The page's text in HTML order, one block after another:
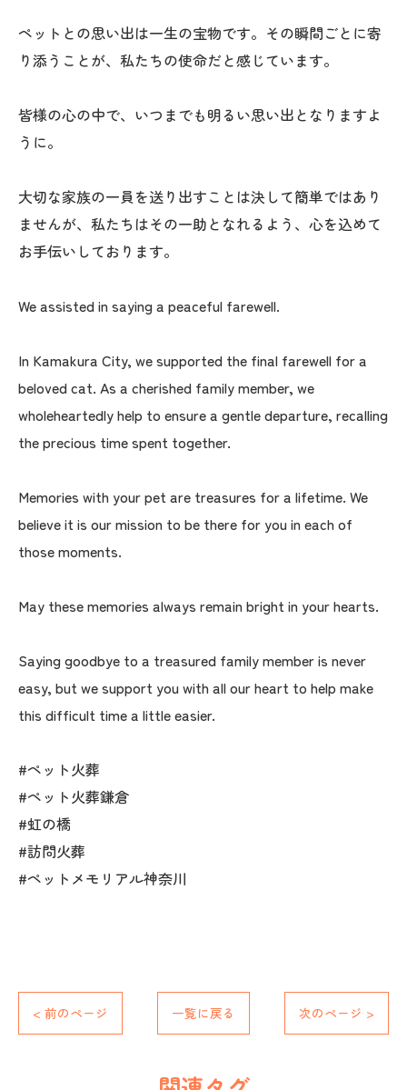
ペットとの思い出は一生の宝物です。その瞬間ごとに寄
り添うことが、私たちの使命だと感じています。
皆様の心の中で、いつまでも明るい思い出となりますよ
うに。
大切な家族の一員を送り出すことは決して簡単ではあり
ませんが、私たちはその一助となれるよう、心を込めて
お手伝いしております。
We assisted in saying a peaceful farewell.
In Kamakura City, we supported the final farewell for a
beloved cat. As a cherished family member, we
wholeheartedly help to ensure a gentle departure, recalling
the precious time spent together.
Memories with your pet are treasures for a lifetime. We
believe it is our mission to be there for you in each of
those moments.
May these memories always remain bright in your hearts.
Saying goodbye to a treasured family member is never
easy, but we support you with all our heart to help make
this difficult time a little easier.
#ペット火葬
#ペット火葬鎌倉
#虹の橋
#訪問火葬
#ペットメモリアル神奈川
< 前のページ 一覧に戻る 次のページ >